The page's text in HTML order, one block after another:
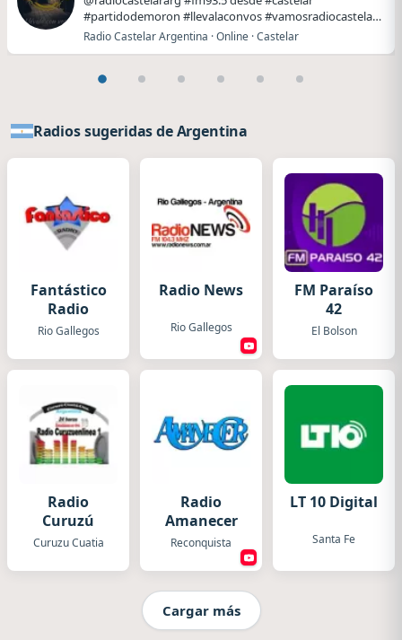
#partidodemoron #llevalaconvos #vamosradiocastelar
#lleval…
Radio Castelar Argentina · Online · Castelar
Radios sugeridas de Argentina
Fantástico
Radio
Rio Gallegos
Radio News
Rio Gallegos
FM Paraíso
42
El Bolson
Radio
Curuzú
Curuzu Cuatia
Radio
Amanecer
Reconquista
LT 10 Digital
Santa Fe
Cargar más